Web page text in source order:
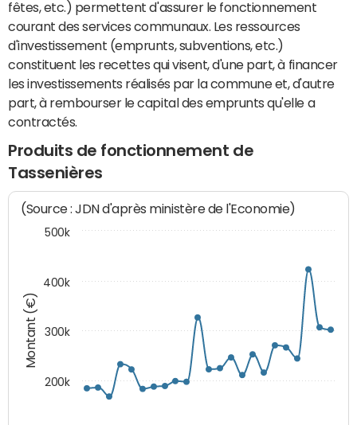
fêtes, etc.) permettent d'assurer le fonctionnement
courant des services communaux. Les ressources
d'investissement (emprunts, subventions, etc.)
constituent les recettes qui visent, d'une part, à financer
les investissements réalisés par la commune et, d'autre
part, à rembourser le capital des emprunts qu'elle a
contractés.
Produits de fonctionnement de
Tassenières
Montant (€)
(Source : JDN d'après ministère de l'Economie)
200k
300k
400k
500k